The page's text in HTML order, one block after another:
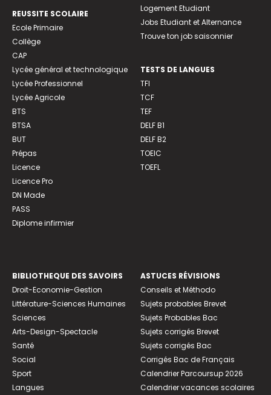
REUSSITE SCOLAIRE
Ecole Primaire
Collège
CAP
Lycée général et technologique
Lycée Professionnel
Lycée Agricole
BTS
BTSA
BUT
Prépas
Licence
Licence Pro
DN Made
PASS
Diplome infirmier
Logement Etudiant
Jobs Etudiant et Alternance
Trouve ton job saisonnier
TESTS DE LANGUES
TFI
TCF
TEF
DELF B1
DELF B2
TOEIC
TOEFL
BIBLIOTHEQUE DES SAVOIRS
Droit-Economie-Gestion
Littérature-Sciences Humaines
Sciences
Arts-Design-Spectacle
Santé
Social
Sport
Langues
ASTUCES RÉVISIONS
Conseils et Méthodo
Sujets probables Brevet
Sujets Probables Bac
Sujets corrigés Brevet
Sujets corrigés Bac
Corrigés Bac de Français
Calendrier Parcoursup 2026
Calendrier vacances scolaires